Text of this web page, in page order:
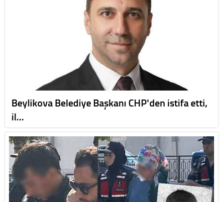
Beylikova Belediye Başkanı CHP'den istifa etti,
il…